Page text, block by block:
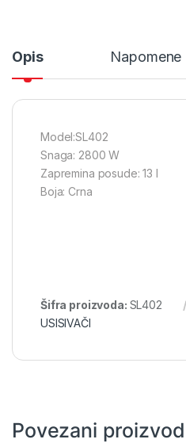
Opis Napomene
Model:SL402
Snaga: 2800 W
Zapremina posude: 13 l
Boja: Crna
Šifra proizvoda: SL402
USISIVAČI
Povezani